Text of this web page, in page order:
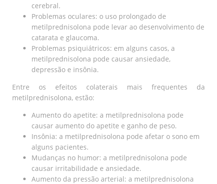
cerebral.
Problemas oculares: o uso prolongado de
metilprednisolona pode levar ao desenvolvimento de
catarata e glaucoma.
Problemas psiquiátricos: em alguns casos, a
metilprednisolona pode causar ansiedade,
depressão e insônia.
Entre os efeitos colaterais mais frequentes da
metilprednisolona, estão:
Aumento do apetite: a metilprednisolona pode
causar aumento do apetite e ganho de peso.
Insônia: a metilprednisolona pode afetar o sono em
alguns pacientes.
Mudanças no humor: a metilprednisolona pode
causar irritabilidade e ansiedade.
Aumento da pressão arterial: a metilprednisolona